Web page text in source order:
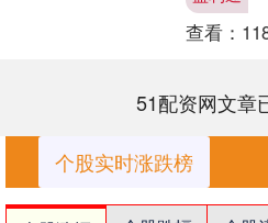
的言论，同
查看：
51配资网文章
个股实时涨跌榜